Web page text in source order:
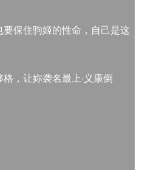
保住驹姬的性命，自己是这
，让妳袭名最上·义康倒